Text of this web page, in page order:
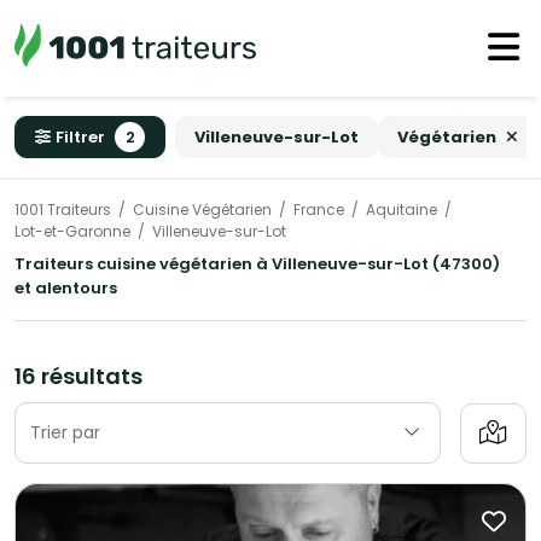
Filtrer 2 Villeneuve-sur-Lot Végétarien
1001 Traiteurs Cuisine Végétarien France
Aquitaine
Lot-et-Garonne
Villeneuve-sur-Lot
Traiteurs cuisine végétarien à Villeneuve-sur-Lot (47300)
et alentours
16 résultats
Trier par